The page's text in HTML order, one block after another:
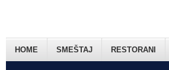
HOME SMEŠTAJ RESTORANI